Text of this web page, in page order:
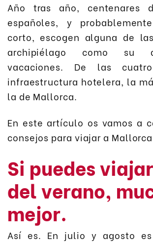
Año tras año, centenares
españoles, y
corto, escogen alguna de
archipiélago como su
vacaciones. De las
infraestructura hotelera, la
la de Mallorca.
En este artículo os vamos a
consejos para viajar a
Si puedes
del verano,
mejor.
Así es. En julio y agosto